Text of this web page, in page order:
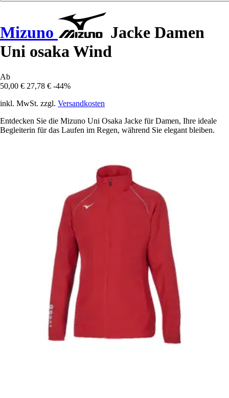
Mizuno
Jacke Damen
Uni osaka Wind
Ab
50,00 € 27,78 € -44%
inkl. MwSt. zzgl. Versandkosten
Entdecken Sie die Mizuno Uni Osaka Jacke für Damen, Ihre ideale
Begleiterin für das Laufen im Regen, während Sie elegant bleiben.